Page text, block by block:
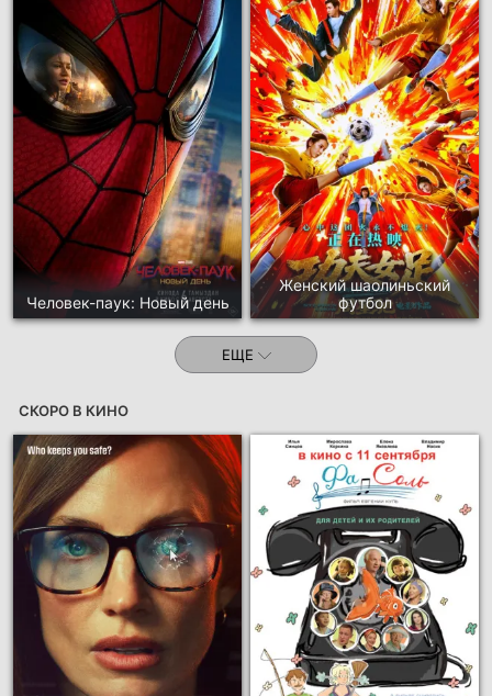
Человек-паук: Новый день
Женский шаолиньский
футбол
ЕЩЕ
СКОРО В КИНО